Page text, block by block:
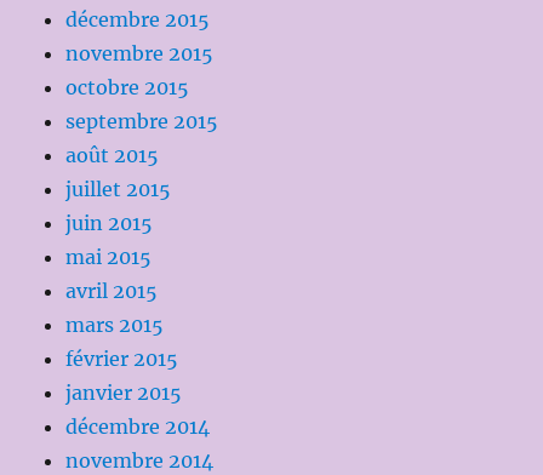
décembre 2015
novembre 2015
octobre 2015
septembre 2015
août 2015
juillet 2015
juin 2015
mai 2015
avril 2015
mars 2015
février 2015
janvier 2015
décembre 2014
novembre 2014